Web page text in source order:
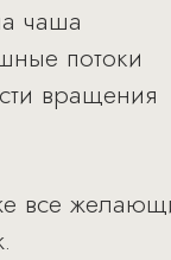
чаша
потоки
вращения
все